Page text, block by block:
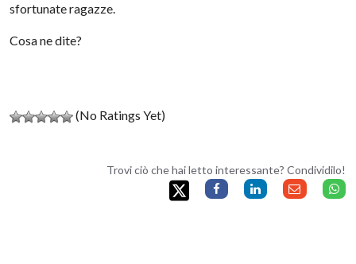
sfortunate ragazze.
Cosa ne dite?
(No Ratings Yet)
Trovi ciò che hai letto interessante? Condividilo!